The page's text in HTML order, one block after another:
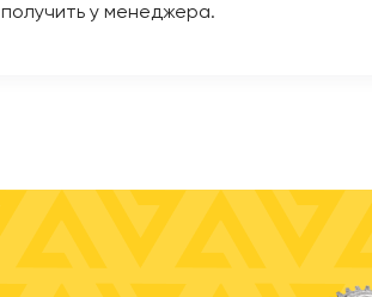
получить у менеджера.